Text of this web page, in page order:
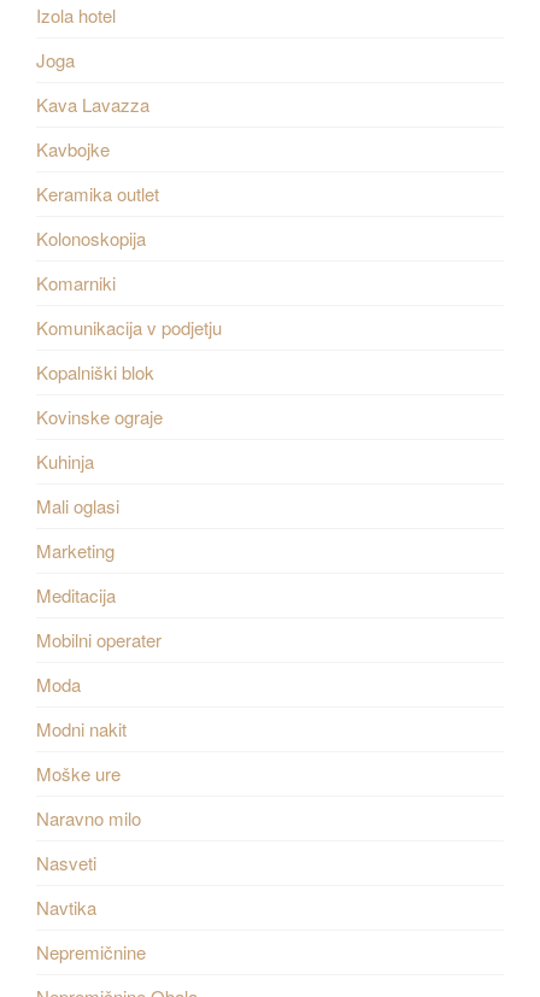
Izola hotel
Joga
Kava Lavazza
Kavbojke
Keramika outlet
Kolonoskopija
Komarniki
Komunikacija v podjetju
Kopalniški blok
Kovinske ograje
Kuhinja
Mali oglasi
Marketing
Meditacija
Mobilni operater
Moda
Modni nakit
Moške ure
Naravno milo
Nasveti
Navtika
Nepremičnine